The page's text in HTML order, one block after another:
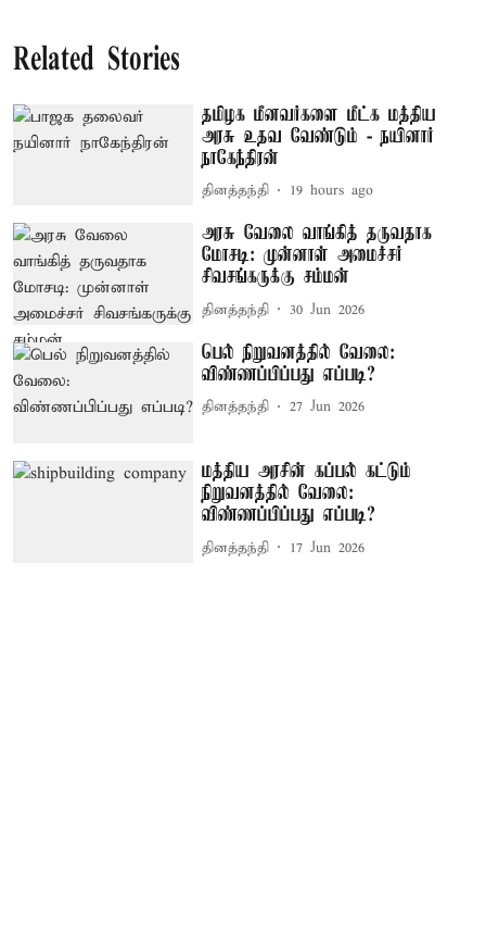
Related Stories
தமிழக மீனவர்களை மீட்க மத்திய
அரசு உதவ வேண்டும் - நயினார்
நாகேந்திரன்
தினத்தந்தி 19 hours ago
அரசு வேலை வாங்கித் தருவதாக
மோசடி: முன்னாள் அமைச்சர்
சிவசங்கருக்கு சம்மன்
தினத்தந்தி 30 Jun 2026
பெல் நிறுவனத்தில் வேலை:
விண்ணப்பிப்பது எப்படி?
தினத்தந்தி 27 Jun 2026
மத்திய அரசின் கப்பல் கட்டும்
நிறுவனத்தில் வேலை:
விண்ணப்பிப்பது எப்படி?
தினத்தந்தி 17 Jun 2026